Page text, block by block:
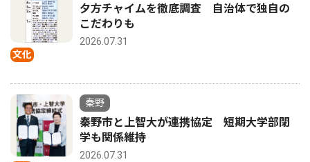
文化
夕方チャイムを徹底調査 自治体で独自の
こだわりも
2026.07.31
秦野
秦野市と上智大が連携協定 短期大学部閉
学も関係維持
2026.07.31